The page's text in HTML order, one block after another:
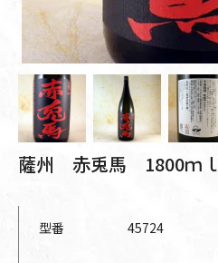
薩州 赤兎馬 1800ｍｌ
型番 45724